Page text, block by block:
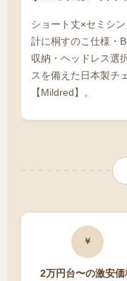
セミシングルサ
れることができ
ショート丈×セミシ
計に桐すのこ仕様・
収納・ヘッドレス選
スを備えた日本製チ
【Mildred】。
￥
2万円台〜の激安価